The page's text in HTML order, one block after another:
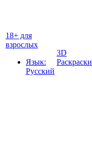
18+ для
взрослых
Язык:
Русский
3D
Раскраски